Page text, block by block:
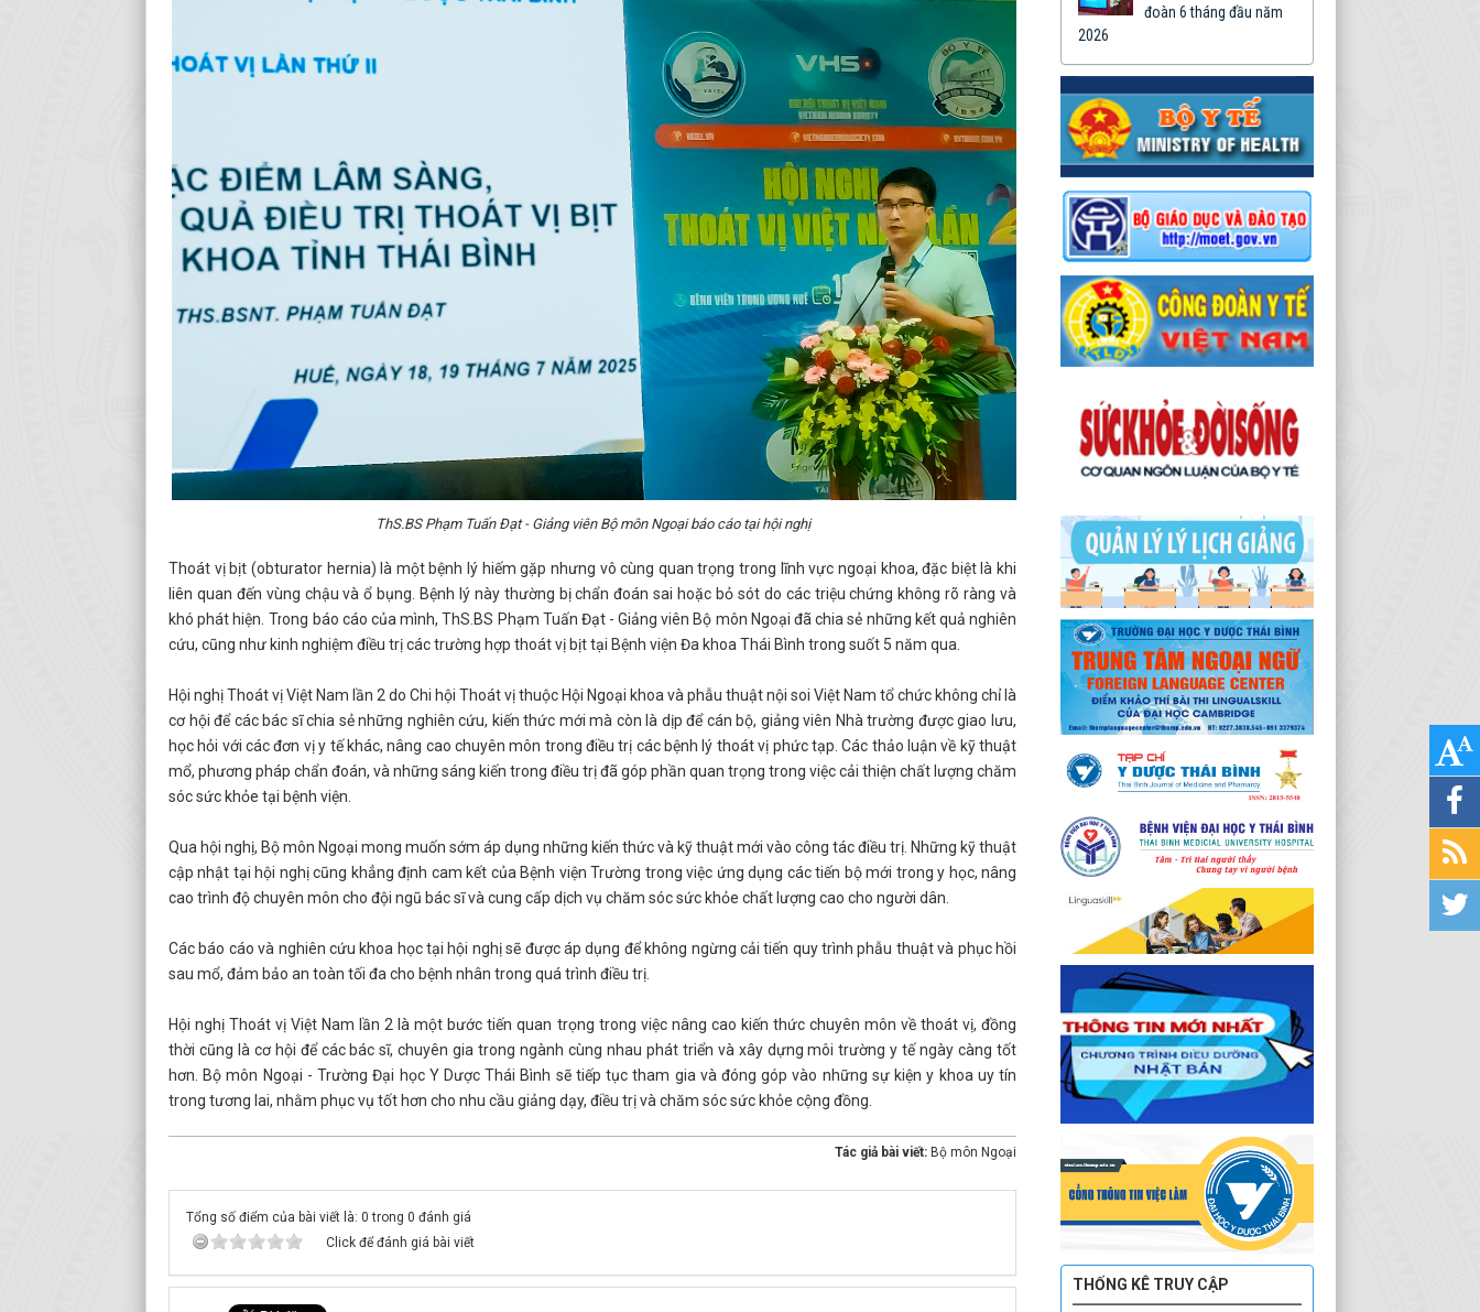
ThS.BS Phạm Tuấn Đạt - Giảng viên Bộ môn Ngoại báo cáo tại hội nghị
Thoát vị bịt (obturator hernia) là một bệnh lý hiếm gặp nhưng vô cùng quan trọng trong lĩnh vực ngoại khoa, đặc biệt là khi
liên quan đến vùng chậu và ổ bụng. Bệnh lý này thường bị chẩn đoán sai hoặc bỏ sót do các triệu chứng không rõ ràng và
khó phát hiện. Trong báo cáo của mình, ThS.BS Phạm Tuấn Đạt - Giảng viên Bộ môn Ngoại đã chia sẻ những kết quả nghiên
cứu, cũng như kinh nghiệm điều trị các trường hợp thoát vị bịt tại Bệnh viện Đa khoa Thái Bình trong suốt 5 năm qua.
Hội nghị Thoát vị Việt Nam lần 2 do Chi hội Thoát vị thuộc Hội Ngoại khoa và phẫu thuật nội soi Việt Nam tổ chức không chỉ là
cơ hội để các bác sĩ chia sẻ những nghiên cứu, kiến thức mới mà còn là dịp để cán bộ, giảng viên Nhà trường được giao lưu,
học hỏi với các đơn vị y tế khác, nâng cao chuyên môn trong điều trị các bệnh lý thoát vị phức tạp. Các thảo luận về kỹ thuật
mổ, phương pháp chẩn đoán, và những sáng kiến trong điều trị đã góp phần quan trọng trong việc cải thiện chất lượng chăm
sóc sức khỏe tại bệnh viện.
Qua hội nghị, Bộ môn Ngoại mong muốn sớm áp dụng những kiến thức và kỹ thuật mới vào công tác điều trị. Những kỹ thuật
cập nhật tại hội nghị cũng khẳng định cam kết của Bệnh viện Trường trong việc ứng dụng các tiến bộ mới trong y học, nâng
cao trình độ chuyên môn cho đội ngũ bác sĩ và cung cấp dịch vụ chăm sóc sức khỏe chất lượng cao cho người dân.
Các báo cáo và nghiên cứu khoa học tại hội nghị sẽ được áp dụng để không ngừng cải tiến quy trình phẫu thuật và phục hồi
sau mổ, đảm bảo an toàn tối đa cho bệnh nhân trong quá trình điều trị.
Hội nghị Thoát vị Việt Nam lần 2 là một bước tiến quan trọng trong việc nâng cao kiến thức chuyên môn về thoát vị, đồng
thời cũng là cơ hội để các bác sĩ, chuyên gia trong ngành cùng nhau phát triển và xây dựng môi trường y tế ngày càng tốt
hơn. Bộ môn Ngoại - Trường Đại học Y Dược Thái Bình sẽ tiếp tục tham gia và đóng góp vào những sự kiện y khoa uy tín
trong tương lai, nhằm phục vụ tốt hơn cho nhu cầu giảng dạy, điều trị và chăm sóc sức khỏe cộng đồng.
Tác giả bài viết: Bộ môn Ngoại
Tổng số điểm của bài viết là: 0 trong 0 đánh giá
Click để đánh giá bài viết
đoàn 6 tháng đầu năm
2026
THỐNG KÊ TRUY CẬP